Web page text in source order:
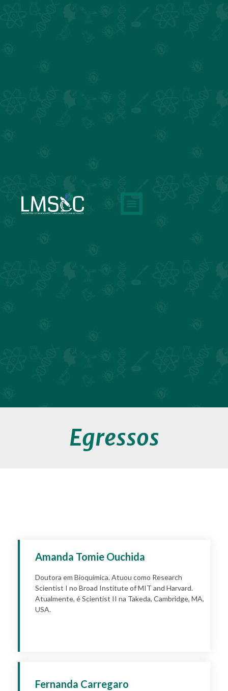
Egressos
Amanda Tomie Ouchida
Doutora em Bioquímica. Atuou como Research
Scientist I no Broad Institute of MIT and Harvard.
Atualmente, é Scientist II na Takeda, Cambridge, MA,
USA.
Fernanda Carregaro